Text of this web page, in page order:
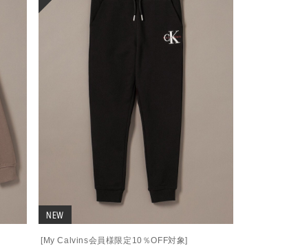
NEW
[My Calvins会員様限定10％OFF対象]